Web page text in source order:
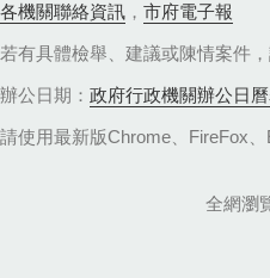
各機關聯絡資訊 ， 市府電子報
若有具體檢舉、建議或陳情案件
辦公日期： 政府行政機關辦公日
請使用最新版Chrome、FireFox
全網瀏